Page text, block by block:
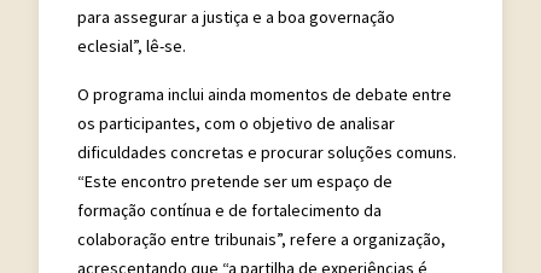
para assegurar a justiça e a boa governação
eclesial”, lê-se.
O programa inclui ainda momentos de debate entre
os participantes, com o objetivo de analisar
dificuldades concretas e procurar soluções comuns.
“Este encontro pretende ser um espaço de
formação contínua e de fortalecimento da
colaboração entre tribunais”, refere a organização,
acrescentando que “a partilha de experiências é